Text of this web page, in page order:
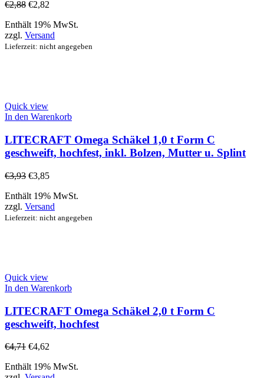
€2,88 €2,82
Enthält 19% MwSt.
zzgl. Versand
Lieferzeit: nicht angegeben
Quick view
In den Warenkorb
LITECRAFT Omega Schäkel 1,0 t Form C
geschweift, hochfest, inkl. Bolzen, Mutter u. Splint
€3,93 €3,85
Enthält 19% MwSt.
zzgl. Versand
Lieferzeit: nicht angegeben
Quick view
In den Warenkorb
LITECRAFT Omega Schäkel 2,0 t Form C
geschweift, hochfest
€4,71 €4,62
Enthält 19% MwSt.